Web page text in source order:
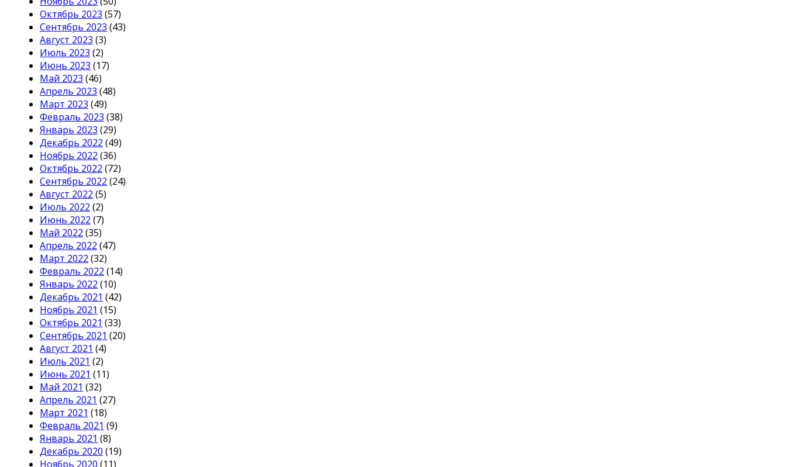
Октябрь 2023 (57)
Сентябрь 2023 (43)
Август 2023 (3)
Июль 2023 (2)
Июнь 2023 (17)
Май 2023 (46)
Апрель 2023 (48)
Март 2023 (49)
Февраль 2023 (38)
Январь 2023 (29)
Декабрь 2022 (49)
Ноябрь 2022 (36)
Октябрь 2022 (72)
Сентябрь 2022 (24)
Август 2022 (5)
Июль 2022 (2)
Июнь 2022 (7)
Май 2022 (35)
Апрель 2022 (47)
Март 2022 (32)
Февраль 2022 (14)
Январь 2022 (10)
Декабрь 2021 (42)
Ноябрь 2021 (15)
Октябрь 2021 (33)
Сентябрь 2021 (20)
Август 2021 (4)
Июль 2021 (2)
Июнь 2021 (11)
Май 2021 (32)
Апрель 2021 (27)
Март 2021 (18)
Февраль 2021 (9)
Январь 2021 (8)
Декабрь 2020 (19)
Ноябрь 2020 (11)